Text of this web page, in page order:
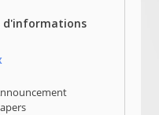
d'informations